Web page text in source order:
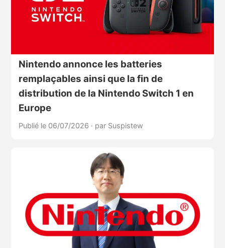
Nintendo annonce les batteries
remplaçables ainsi que la fin de
distribution de la Nintendo Switch 1 en
Europe
Publié le 06/07/2026 · par Suspistew